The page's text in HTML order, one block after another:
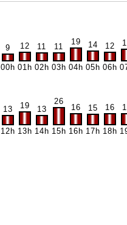
9
00h
12
01h
11
02h
11
03h
19
04h
14
05h
12
06h
13
12h
19
13h
13
14h
26
15h
16
16h
15
17h
16
18h